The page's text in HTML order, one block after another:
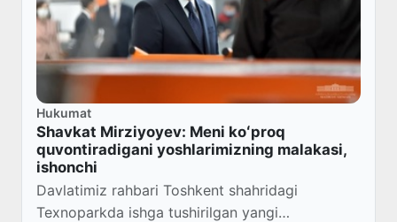
Hukumat
Shavkat Mirziyoyev: Meni koʻproq
quvontiradigani yoshlarimizning malakasi,
ishonchi
Davlatimiz rahbari Toshkent shahridagi
Texnoparkda ishga tushirilgan yangi